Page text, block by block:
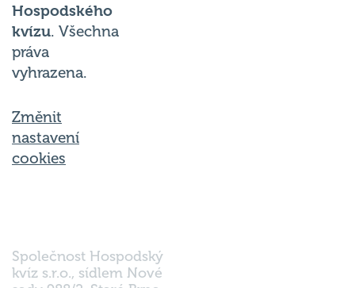
Hospodského
kvízu. Všechna
práva
vyhrazena.
Změnit
nastavení
cookies
Společnost Hospodský
kvíz s.r.o., sídlem Nové